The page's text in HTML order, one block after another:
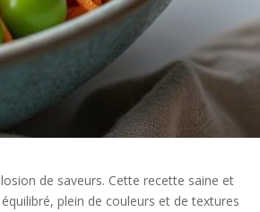
de saveurs. Cette recette saine et
plein de couleurs et de textures